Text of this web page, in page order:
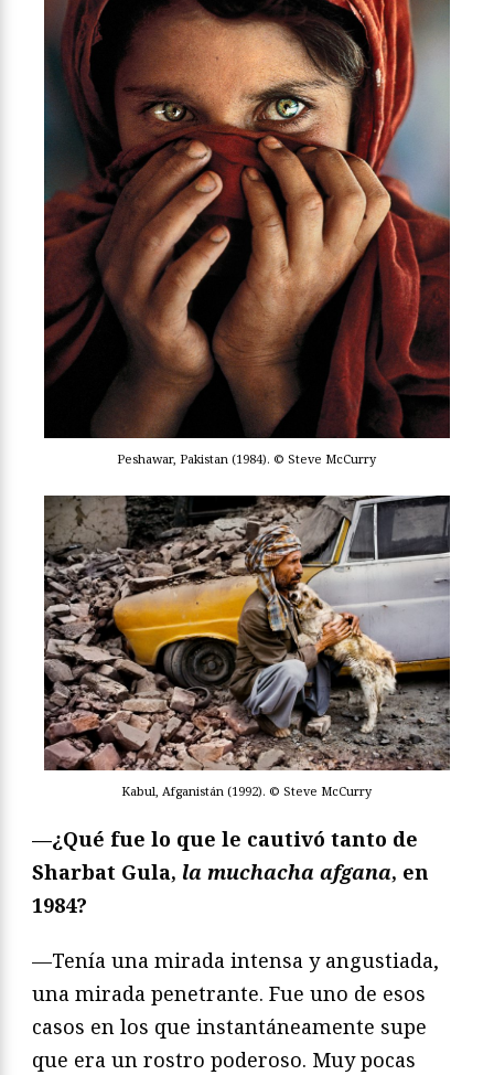
Peshawar, Pakistan (1984). © Steve McCurry
Kabul, Afganistán (1992). © Steve McCurry
—¿Qué fue lo que le cautivó tanto de
Sharbat Gula, la muchacha afgana, en
1984?
—Tenía una mirada intensa y angustiada,
una mirada penetrante. Fue uno de esos
casos en los que instantáneamente supe
que era un rostro poderoso. Muy pocas